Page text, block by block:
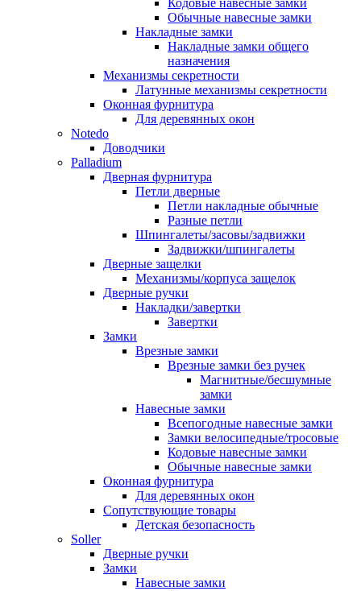
Кодовые навесные замки
Обычные навесные замки
Накладные замки
Накладные замки общего
назначения
Механизмы секретности
Латунные механизмы секретности
Оконная фурнитура
Для деревянных окон
Notedo
Доводчики
Palladium
Дверная фурнитура
Петли дверные
Петли накладные обычные
Разные петли
Шпингалеты/засовы/задвижки
Задвижки/шпингалеты
Дверные защелки
Механизмы/корпуса защелок
Дверные ручки
Накладки/завертки
Завертки
Замки
Врезные замки
Врезные замки без ручек
Магнитные/бесшумные
замки
Навесные замки
Всепогодные навесные замки
Замки велосипедные/тросовые
Кодовые навесные замки
Обычные навесные замки
Оконная фурнитура
Для деревянных окон
Сопутствующие товары
Детская безопасность
Soller
Дверные ручки
Замки
Навесные замки